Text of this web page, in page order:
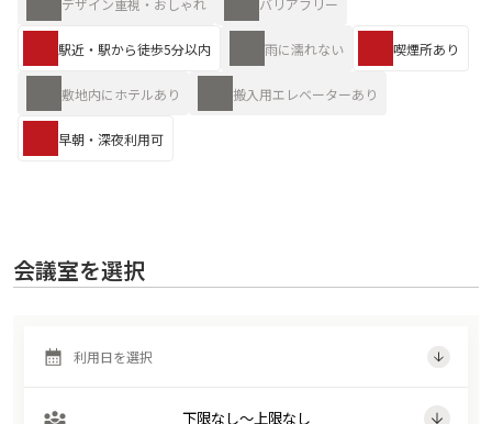
駅近・駅から徒歩5分以内 雨に濡れない 喫煙所あり
敷地内にホテルあり 搬入用エレベーターあり
早朝・深夜利用可
会議室を選択